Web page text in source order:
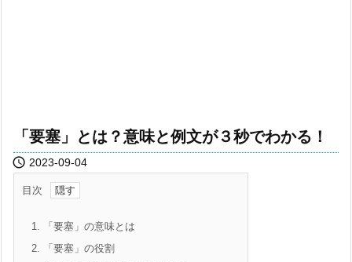
「要塞」とは？意味と例文が３秒でわかる！
 2023-09-04
目次
1. 「要塞」の意味とは
2. 「要塞」の役割